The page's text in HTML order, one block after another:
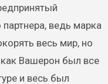
ведь марка
весь мир, но
Вашерон был все
и весь был